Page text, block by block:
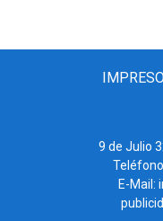
9 de Julio
E-Mail: